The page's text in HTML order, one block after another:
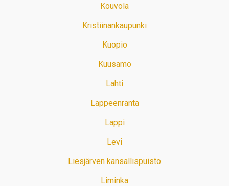
Kouvola
Kristiinankaupunki
Kuopio
Kuusamo
Lahti
Lappeenranta
Lappi
Levi
Liesjärven kansallispuisto
Liminka